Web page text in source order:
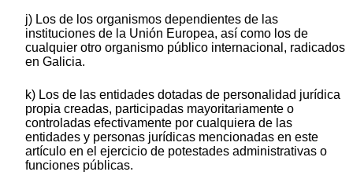
j) Los de los organismos dependientes de las
instituciones de la Unión Europea, así como los de
cualquier otro organismo público internacional, radicados
en Galicia.
k) Los de las entidades dotadas de personalidad jurídica
propia creadas, participadas mayoritariamente o
controladas efectivamente por cualquiera de las
entidades y personas jurídicas mencionadas en este
artículo en el ejercicio de potestades administrativas o
funciones públicas.